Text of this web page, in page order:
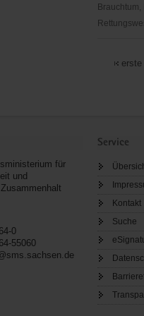
erste
für
und
0
55060
Service
Kontakt
Suche